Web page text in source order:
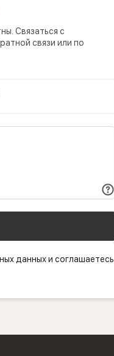
Связаться с
связи или по
данных и соглашаетесь